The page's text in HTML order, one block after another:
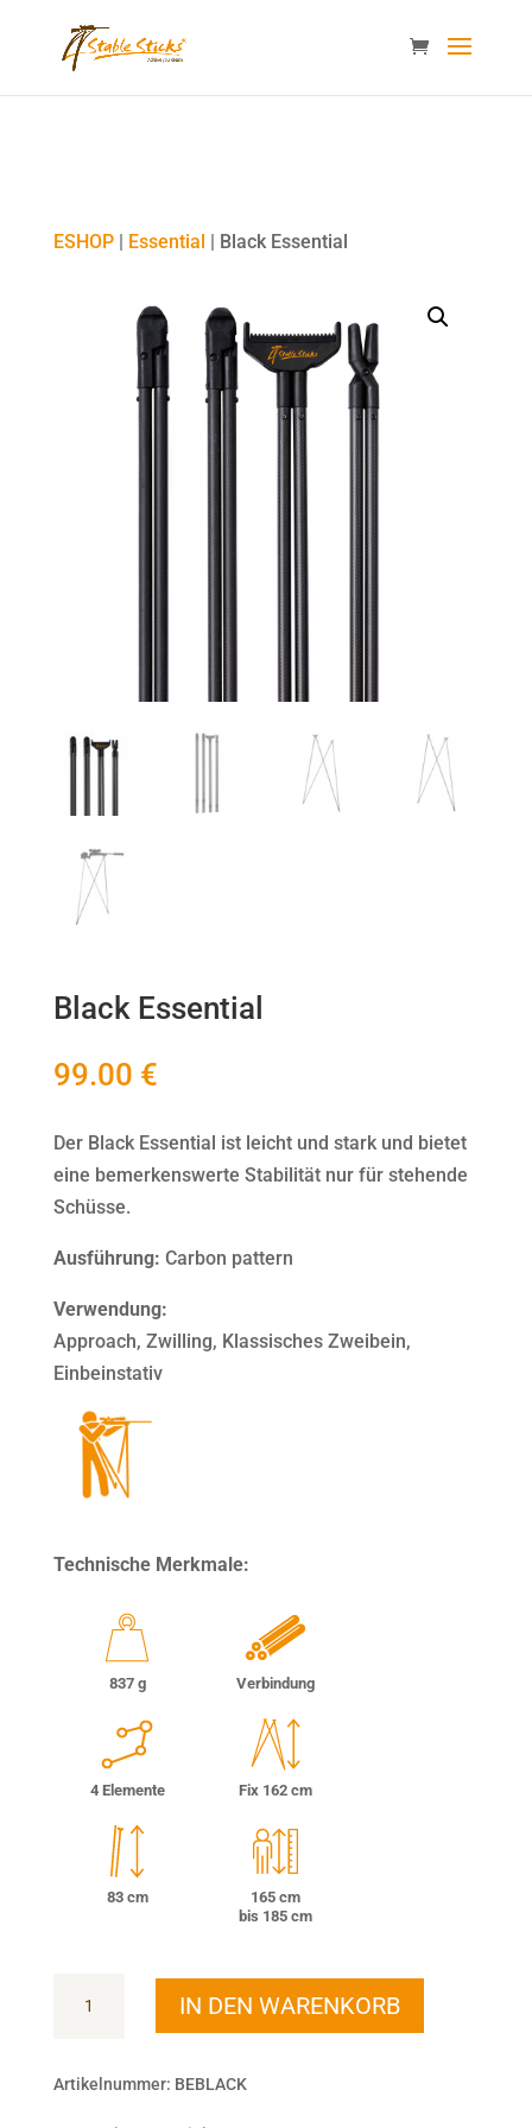
ESHOP| Essential | Black Essential
Black Essential
99.00 €
Der Black Essential ist leicht und stark und bietet
eine bemerkenswerte Stabilität nur für stehende
Schüsse.
Ausführung: Carbon pattern
Verwendung:
Approach, Zwilling, Klassisches Zweibein,
Einbeinstativ
Technische Merkmale:
837 g Verbindung
4 Elemente Fix 162 cm
83 cm
165 cm
bis 185 cm
IN DEN WARENKORB
Artikelnummer: BEBLACK